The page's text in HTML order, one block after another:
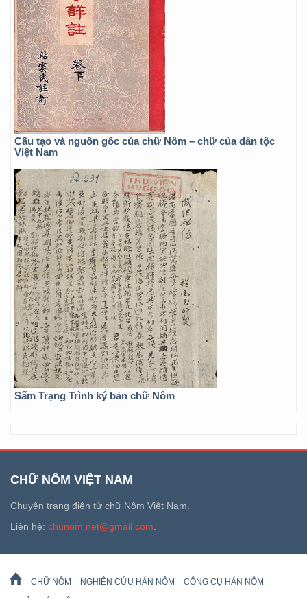
Cấu tạo và nguồn gốc của chữ Nôm – chữ của dân tộc
Việt Nam
Sấm Trạng Trình ký bản chữ Nôm
CHỮ NÔM VIỆT NAM
Chuyên trang điện tử chữ Nôm Việt Nam.
Liên hệ: chunom.net@gmail.com
CHỮ NÔM NGHIÊN CỨU HÁN NÔM CÔNG CỤ HÁN NÔM